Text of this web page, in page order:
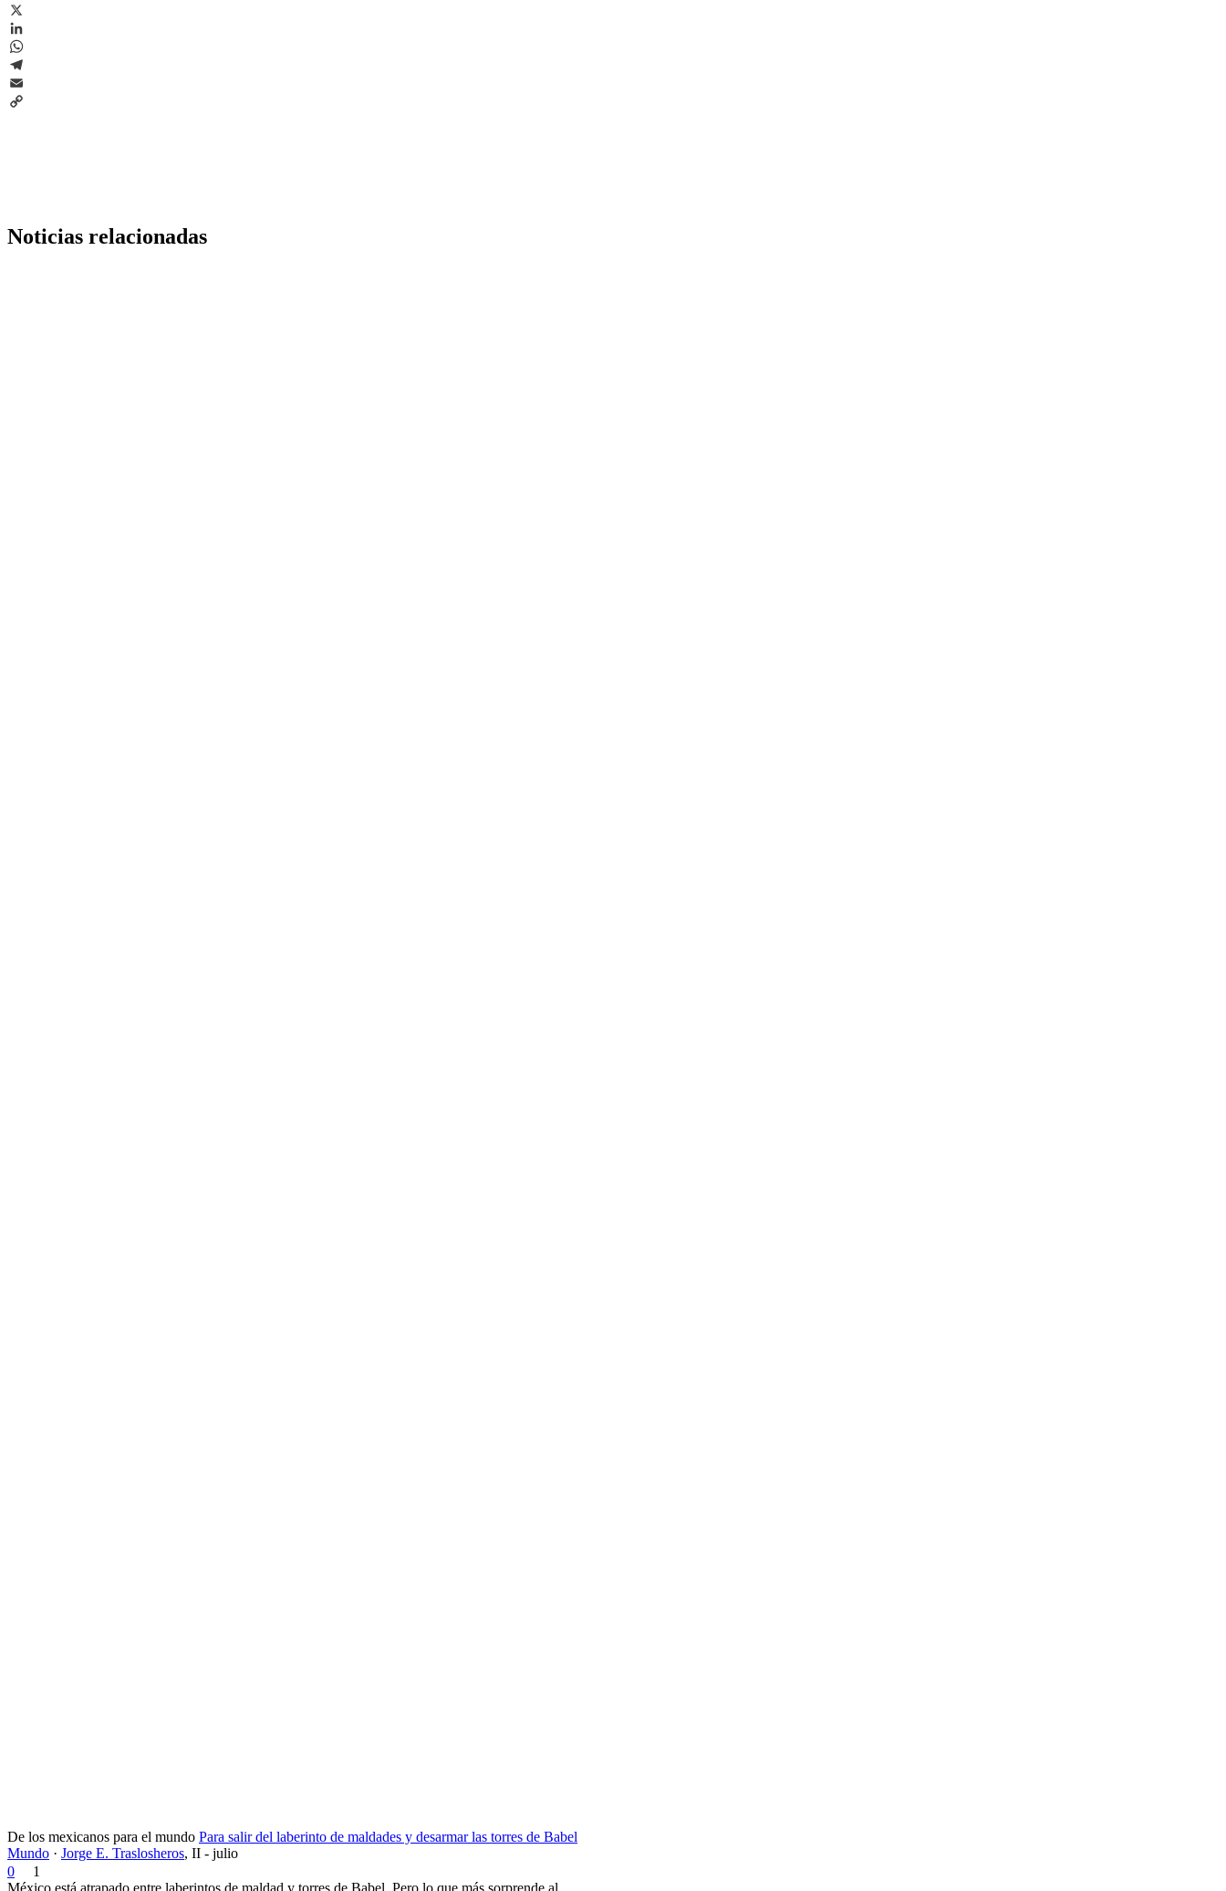
Facebook
X
LinkedIn
WhatsApp
Telegram
Email
Noticias relacionadas
De los mexicanos para el mundo Para salir del laberinto de maldades y desarmar las torres de Babel
Mundo · Jorge E. Traslosheros, II - julio
0
1
México está atrapado entre laberintos de maldad y torres de Babel. Pero lo que más sorprende al...